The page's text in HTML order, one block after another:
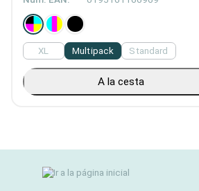
Multipack
XL Standard
A la cesta